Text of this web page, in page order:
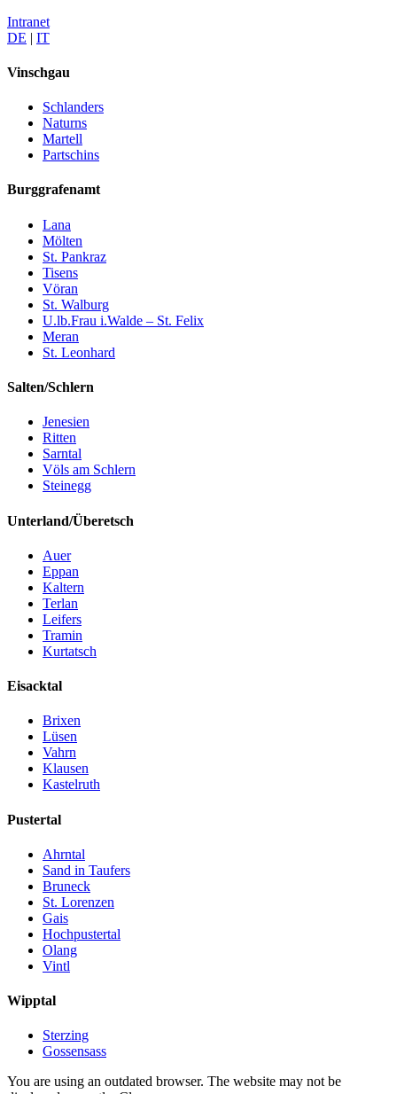
Intranet
DE | IT
Vinschgau
Schlanders
Naturns
Martell
Partschins
Burggrafenamt
Lana
Mölten
St. Pankraz
Tisens
Vöran
St. Walburg
U.lb.Frau i.Walde – St. Felix
Meran
St. Leonhard
Salten/Schlern
Jenesien
Ritten
Sarntal
Völs am Schlern
Steinegg
Unterland/Überetsch
Auer
Eppan
Kaltern
Terlan
Leifers
Tramin
Kurtatsch
Eisacktal
Brixen
Lüsen
Vahrn
Klausen
Kastelruth
Pustertal
Ahrntal
Sand in Taufers
Bruneck
St. Lorenzen
Gais
Hochpustertal
Olang
Vintl
Wipptal
Sterzing
Gossensass
You are using an outdated browser. The website may not be